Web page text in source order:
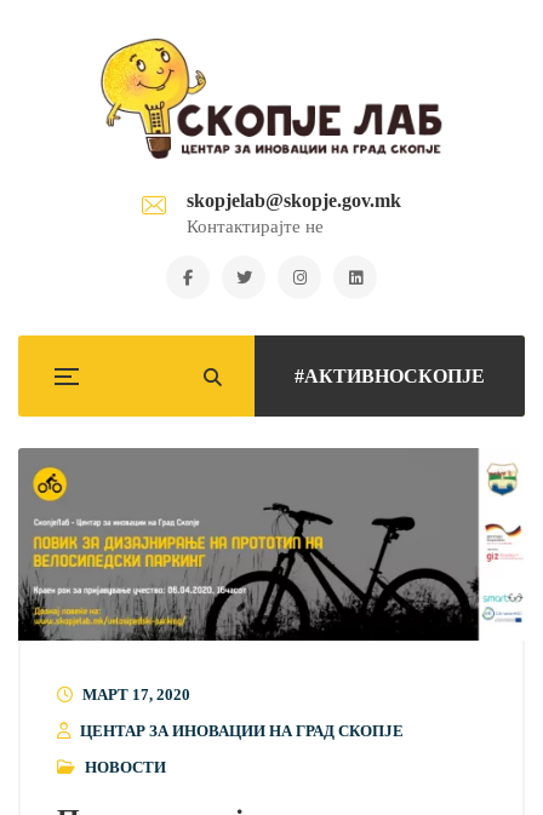
skopjelab@skopje.gov.mk
Контактирајте не
#АКТИВНОСКОПЈЕ
МАРТ 17, 2020
ЦЕНТАР ЗА ИНОВАЦИИ НА ГРАД СКОПЈЕ
НОВОСТИ